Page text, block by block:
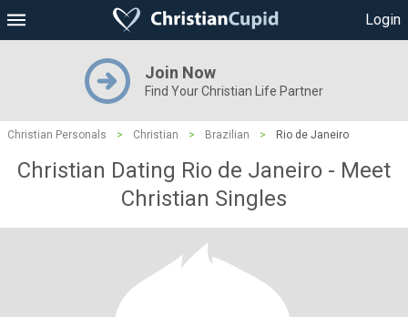
Login
Join Now
Find Your Christian Life Partner
Christian Personals > Christian > Brazilian > Rio de Janeiro
Christian Dating Rio de Janeiro - Meet
Christian Singles